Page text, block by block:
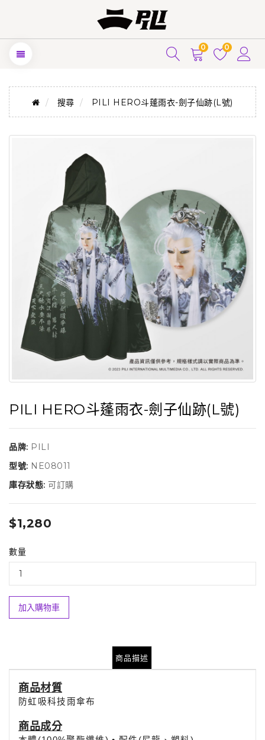
0 0
搜尋 PILI HERO斗蓬雨衣-劍子仙跡(L號)
PILI HERO斗蓬雨衣-劍子仙跡(L號)
品牌: PILI
型號: NE08011
庫存狀態: 可訂購
$1,280
數量
加入購物車
商品描述
商品材質
防虹吸科技雨傘布
商品成分